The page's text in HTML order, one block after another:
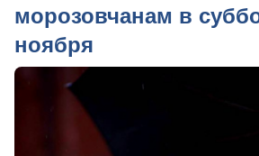
морозовчанам в
ноября